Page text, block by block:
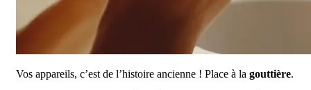
Vos appareils, c’est de l’histoire ancienne ! Place à la gouttière.